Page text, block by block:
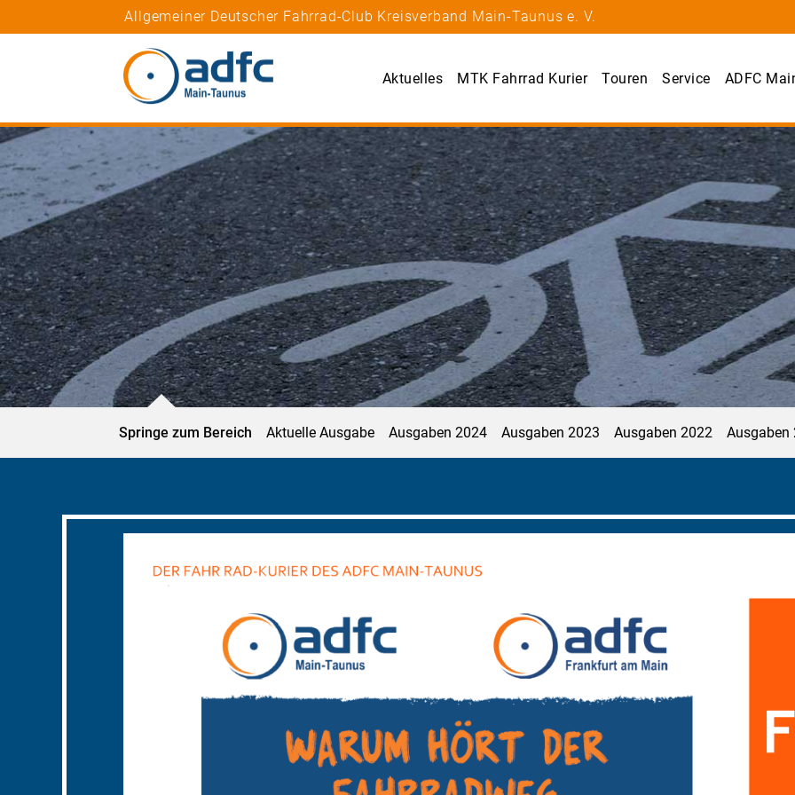
Allgemeiner Deutscher Fahrrad-Club Kreisverband Main-Taunus e. V.
Aktuelles MTK Fahrrad Kurier Touren Service ADFC
Springe zum Bereich Aktuelle Ausgabe Ausgaben 2024 Ausgaben 2023 Ausgaben 2022 Ausgaben